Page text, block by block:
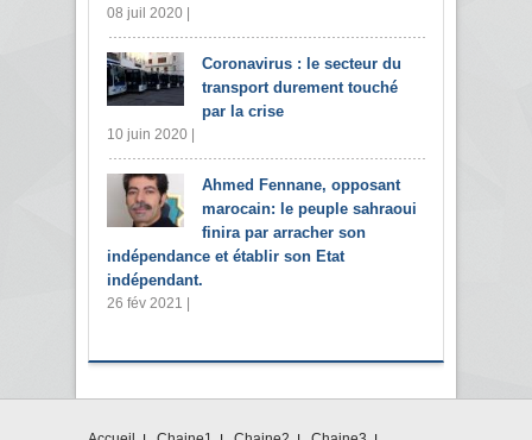
08 juil 2020 |
Coronavirus : le secteur du
transport durement touché
par la crise
10 juin 2020 |
Ahmed Fennane, opposant
marocain: le peuple sahraoui
finira par arracher son
indépendance et établir son Etat
indépendant.
26 fév 2021 |